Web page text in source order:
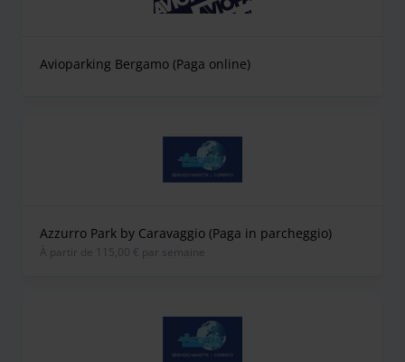
Avioparking Bergamo (Paga online)
Azzurro Park by Caravaggio (Paga in parcheggio)
À partir de 115,00 € par semaine